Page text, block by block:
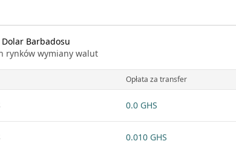
Barbadosu
rynków wymiany walut
Opłata za transfer
0.0 GHS
0.010 GHS